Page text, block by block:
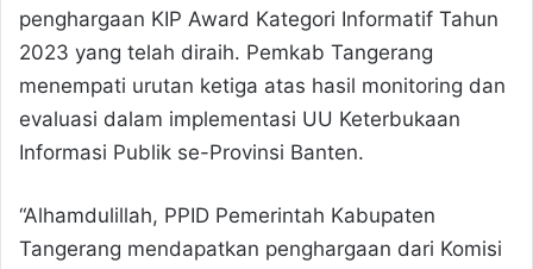
penghargaan KIP Award Kategori Informatif Tahun
2023 yang telah diraih. Pemkab Tangerang
menempati urutan ketiga atas hasil monitoring dan
evaluasi dalam implementasi UU Keterbukaan
Informasi Publik se-Provinsi Banten.
“Alhamdulillah, PPID Pemerintah Kabupaten
Tangerang mendapatkan penghargaan dari Komisi